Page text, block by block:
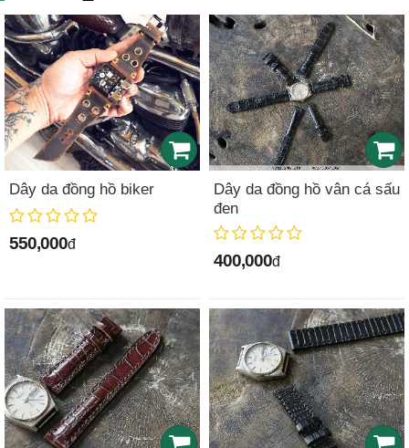
Dây da đồng hồ biker
550,000đ
Dây da đồng hồ vân cá sấu
đen
400,000đ